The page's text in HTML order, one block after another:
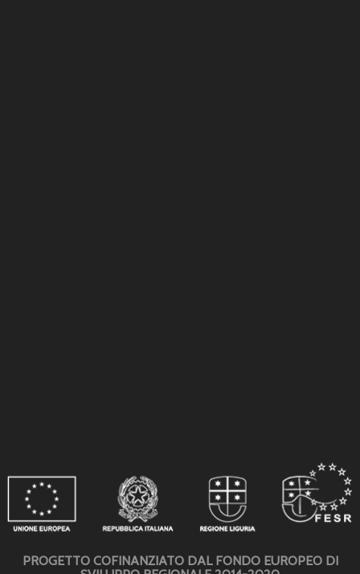
PROGETTO COFINANZIATO DAL FONDO EUROPEO DI